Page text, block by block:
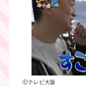
Ⓒテレビ大阪